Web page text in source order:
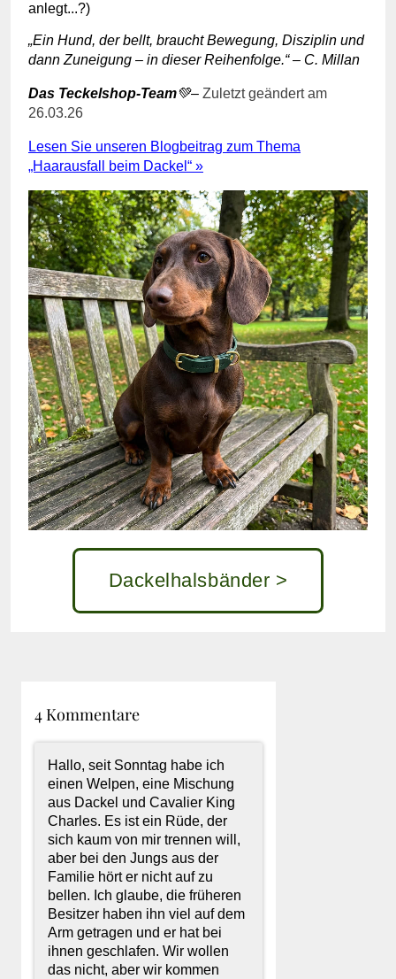
anlegt...?)
„Ein Hund, der bellt, braucht Bewegung, Disziplin und
dann Zuneigung – in dieser Reihenfolge.“ – C. Millan
Das Teckelshop-Team💚– Zuletzt geändert am
26.03.26
Lesen Sie unseren Blogbeitrag zum Thema
„Haarausfall beim Dackel“ »
Dackelhalsbänder >
4 Kommentare
Hallo, seit Sonntag habe ich
einen Welpen, eine Mischung
aus Dackel und Cavalier King
Charles. Es ist ein Rüde, der
sich kaum von mir trennen will,
aber bei den Jungs aus der
Familie hört er nicht auf zu
bellen. Ich glaube, die früheren
Besitzer haben ihn viel auf dem
Arm getragen und er hat bei
ihnen geschlafen. Wir wollen
das nicht, aber wir kommen